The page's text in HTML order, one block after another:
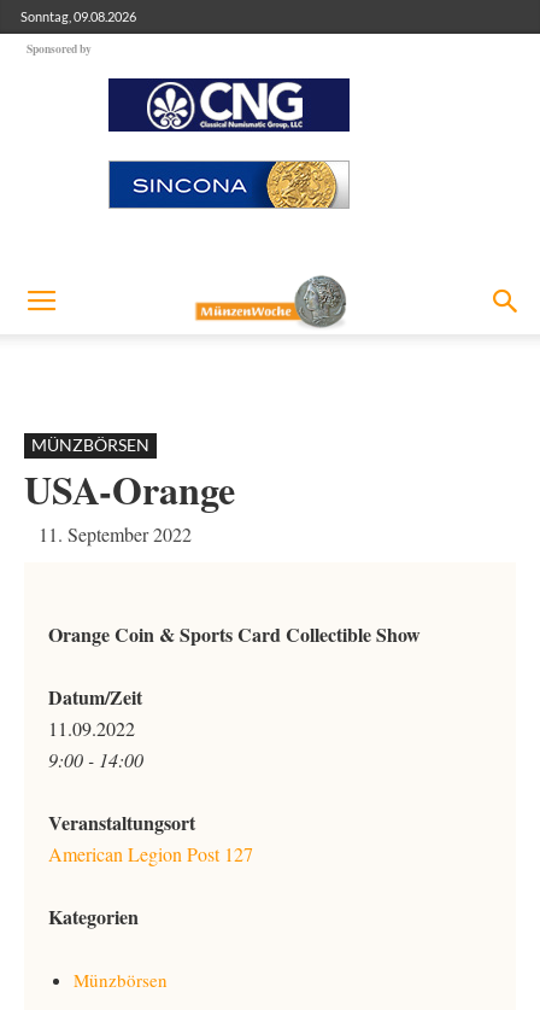
Sonntag, 09.08.2026
Sponsored by
MÜNZBÖRSEN
USA-Orange
11. September 2022
Orange Coin & Sports Card Collectible Show
Datum/Zeit
11.09.2022
9:00 - 14:00
Veranstaltungsort
American Legion Post 127
Kategorien
Münzbörsen